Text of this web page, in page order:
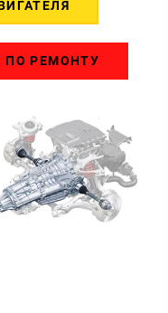
РАБОТ ПО РЕМОНТУ